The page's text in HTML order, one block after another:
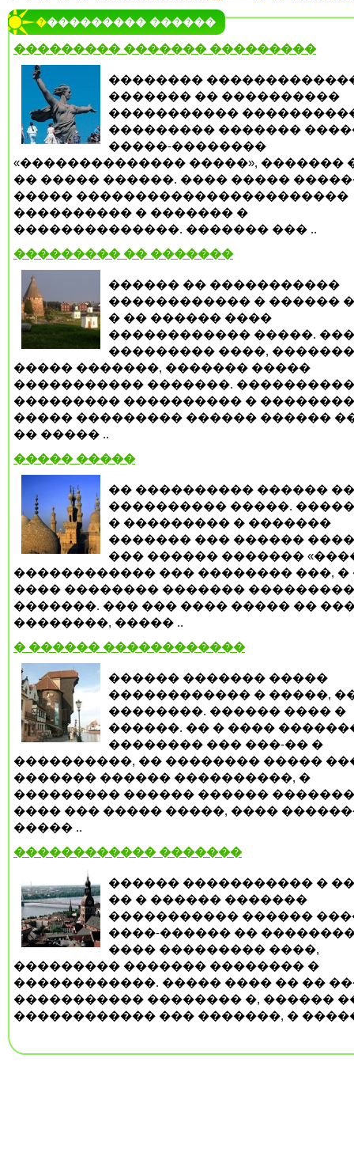
���������� ������
��������� ������� ���������
��������
������� �� ����������
�����������
��������� �������
�����-��������
«�������������� �����», �������
�� ����� ������. ���� �����
����� �����������������������
���������� � ������� �
��������������. ������� ��� ..
��������� �� �������
������ �� �����������
������������ � ������
� �� ������ ����
������������ �����.
��������� ����,
����� �������, ������� �����
����������� �������. ����������
��������� ���������� � ��������
����� ��������� ������ ������
�� ����� ..
����� �����
�� ���������� ������
���������� �����.
� ��������� � �������
������� ��� ������
��� ������ �������
������������ ��� �������� ���, �
���� �������� ������� ���������
�������. ��� ��� ���� ����� ��
��������, ����� ..
� ������ ������������
������ ������� �����
������������ � �����,
��������. ������ ���� �
������. �� � ����
�������� ��� ���-�� �
����������, �� �������� �����
������� ������ ����������, �
��������� ������ ������
���� ��� ����� �����, ����
����� ..
������������ �������
������ ����������� �
�� � ������ �������
����������� ������
����-������ ��
���� ��������� ����,
��������� ������� �������� �
������������. ����� ���� �� ��
����������� �������� �, ������
������������ ��� �������, �